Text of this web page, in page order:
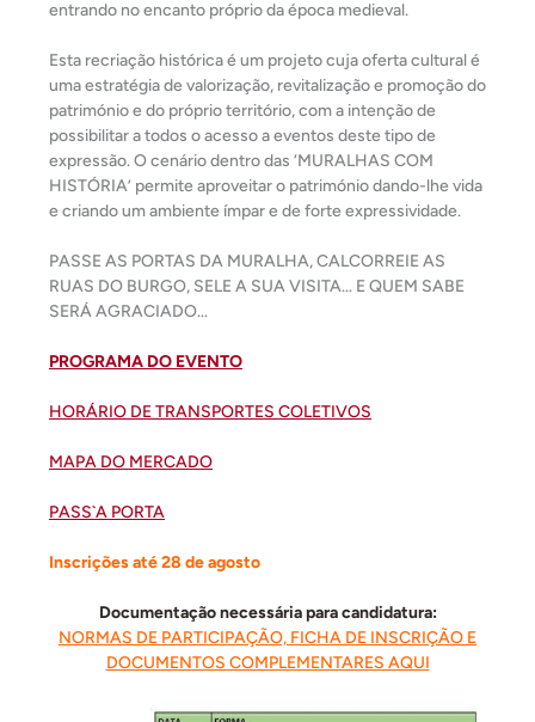
entrando no encanto próprio da época medieval.
Esta recriação histórica é um projeto cuja oferta cultural é
uma estratégia de valorização, revitalização e promoção do
património e do próprio território, com a intenção de
possibilitar a todos o acesso a eventos deste tipo de
expressão. O cenário dentro das ‘MURALHAS COM
HISTÓRIA’ permite aproveitar o património dando-lhe vida
e criando um ambiente ímpar e de forte expressividade.
PASSE AS PORTAS DA MURALHA, CALCORREIE AS
RUAS DO BURGO, SELE A SUA VISITA… E QUEM SABE
SERÁ AGRACIADO…
PROGRAMA DO EVENTO
HORÁRIO DE TRANSPORTES COLETIVOS
MAPA DO MERCADO
PASS`A PORTA
Inscrições até 28 de agosto
Documentação necessária para candidatura:
NORMAS DE PARTICIPAÇÃO, FICHA DE INSCRIÇÃO E
DOCUMENTOS COMPLEMENTARES AQUI